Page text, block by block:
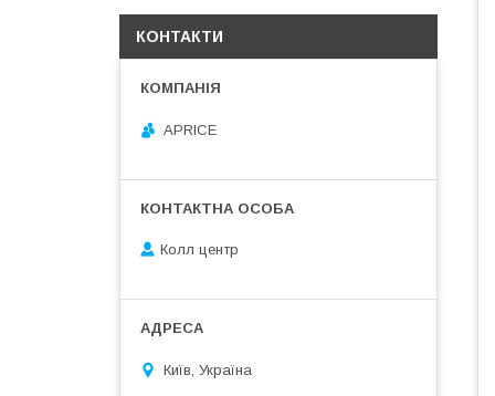
КОНТАКТИ
APRICE
Колл центр
Київ, Україна